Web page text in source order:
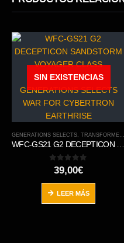
SIN EXISTENCIAS
GENERATIONS SELECTS, TRANSFORMERS
WFC-GS21 G2 DECEPTICON SANDSTORM VOYAGER CLASS TRANSFORMERS GENERATIONS SELECTS WAR FOR CYBERTRON EARTHRISE
out of 5
39,00€
LEER MÁS